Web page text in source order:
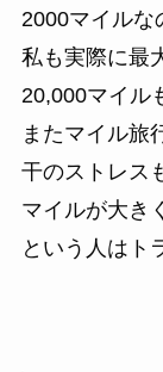
2000マイルな
私も実際に最
20,000マイル
またマイル旅
干のストレス
マイルが大き
という人はト